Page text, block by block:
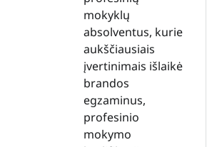
mokyklų
absolventus, kurie
aukščiausiais
įvertinimais išlaikė
brandos
egzaminus,
profesinio
mokymo